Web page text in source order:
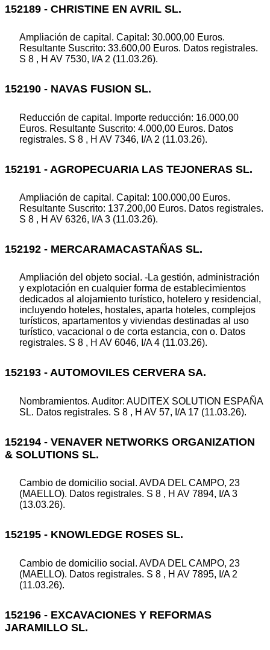
152189 - CHRISTINE EN AVRIL SL.
Ampliación de capital. Capital: 30.000,00 Euros.
Resultante Suscrito: 33.600,00 Euros. Datos registrales.
S 8 , H AV 7530, I/A 2 (11.03.26).
152190 - NAVAS FUSION SL.
Reducción de capital. Importe reducción: 16.000,00
Euros. Resultante Suscrito: 4.000,00 Euros. Datos
registrales. S 8 , H AV 7346, I/A 2 (11.03.26).
152191 - AGROPECUARIA LAS TEJONERAS SL.
Ampliación de capital. Capital: 100.000,00 Euros.
Resultante Suscrito: 137.200,00 Euros. Datos registrales.
S 8 , H AV 6326, I/A 3 (11.03.26).
152192 - MERCARAMACASTAÑAS SL.
Ampliación del objeto social. -La gestión, administración
y explotación en cualquier forma de establecimientos
dedicados al alojamiento turístico, hotelero y residencial,
incluyendo hoteles, hostales, aparta hoteles, complejos
turísticos, apartamentos y viviendas destinadas al uso
turístico, vacacional o de corta estancia, con o. Datos
registrales. S 8 , H AV 6046, I/A 4 (11.03.26).
152193 - AUTOMOVILES CERVERA SA.
Nombramientos. Auditor: AUDITEX SOLUTION ESPAÑA
SL. Datos registrales. S 8 , H AV 57, I/A 17 (11.03.26).
152194 - VENAVER NETWORKS ORGANIZATION
& SOLUTIONS SL.
Cambio de domicilio social. AVDA DEL CAMPO, 23
(MAELLO). Datos registrales. S 8 , H AV 7894, I/A 3
(13.03.26).
152195 - KNOWLEDGE ROSES SL.
Cambio de domicilio social. AVDA DEL CAMPO, 23
(MAELLO). Datos registrales. S 8 , H AV 7895, I/A 2
(11.03.26).
152196 - EXCAVACIONES Y REFORMAS
JARAMILLO SL.